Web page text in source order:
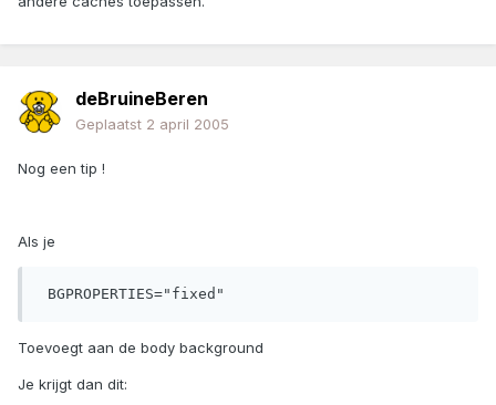
deBruineBeren
Geplaatst 2 april 2005
Nog een tip !
Als je
BGPROPERTIES="fixed"
Toevoegt aan de body background
Je krijgt dan dit: